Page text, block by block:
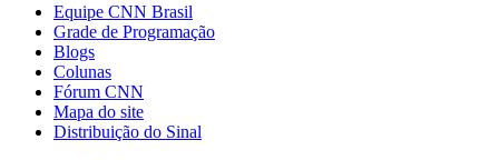
Equipe CNN Brasil
Grade de Programação
Blogs
Colunas
Fórum CNN
Mapa do site
Distribuição do Sinal